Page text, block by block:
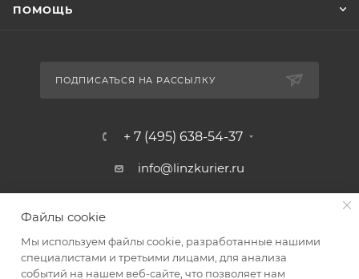
ПОМОЩЬ
ПОДПИСАТЬСЯ НА РАССЫЛКУ
+ 7 (495) 638-54-37
info@linzkurier.ru
Файлы cookie
Мы используем файлы cookie, разработанные нашими
специалистами и третьими лицами, для анализа
событий на нашем веб-сайте, что позволяет нам